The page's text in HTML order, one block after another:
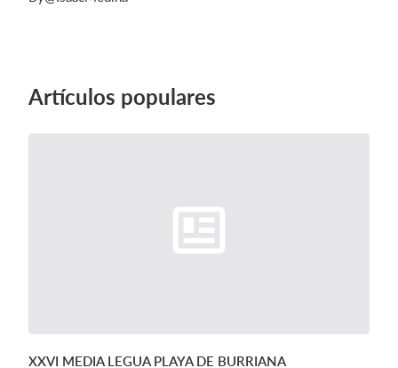
Artículos populares
XXVI MEDIA LEGUA PLAYA DE BURRIANA